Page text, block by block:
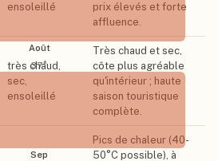
Août
37°
Sep
ensoleillé
prix élevés et forte
affluence.
très chaud,
sec,
ensoleillé
Très chaud et sec,
côte plus agréable
qu'intérieur ; haute
saison touristique
complète.
Pics de chaleur (40-
50°C possible), à